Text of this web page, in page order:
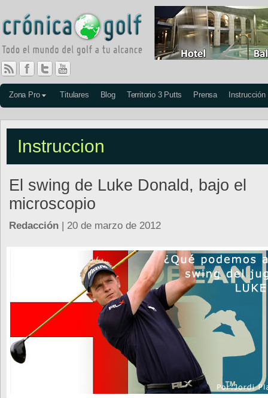
Zona Pro Titulares Blog Territorio 3 Putts Prensa Instrucción
Instruccion
El swing de Luke Donald, bajo el
microscopio
Redacción | 20 de marzo de 2012